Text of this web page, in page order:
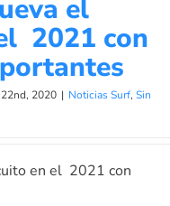
el
2021 con
2020 | Noticias Surf, Sin
en el 2021 con